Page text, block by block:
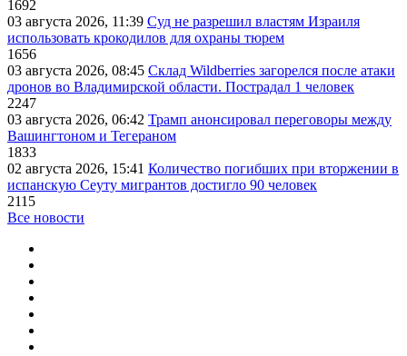
1692
03 августа 2026, 11:39 Суд не разрешил властям Израиля
использовать крокодилов для охраны тюрем
1656
03 августа 2026, 08:45 Склад Wildberries загорелся после атаки
дронов во Владимирской области. Пострадал 1 человек
2247
03 августа 2026, 06:42 Трамп анонсировал переговоры между
Вашингтоном и Тегераном
1833
02 августа 2026, 15:41 Количество погибших при вторжении в
испанскую Сеуту мигрантов достигло 90 человек
2115
Все новости